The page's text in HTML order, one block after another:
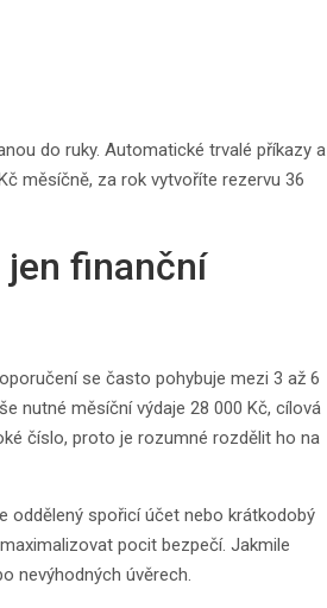
do ruky. Automatické trvalé příkazy a
měsíčně, za rok vytvoříte rezervu 36
jen finanční
se často pohybuje mezi 3 až 6
nutné měsíční výdaje 28 000 Kč, cílová
číslo, proto je rozumné rozdělit ho na
oddělený spořicí účet nebo krátkodobý
pocit bezpečí. Jakmile
nevýhodných úvěrech.